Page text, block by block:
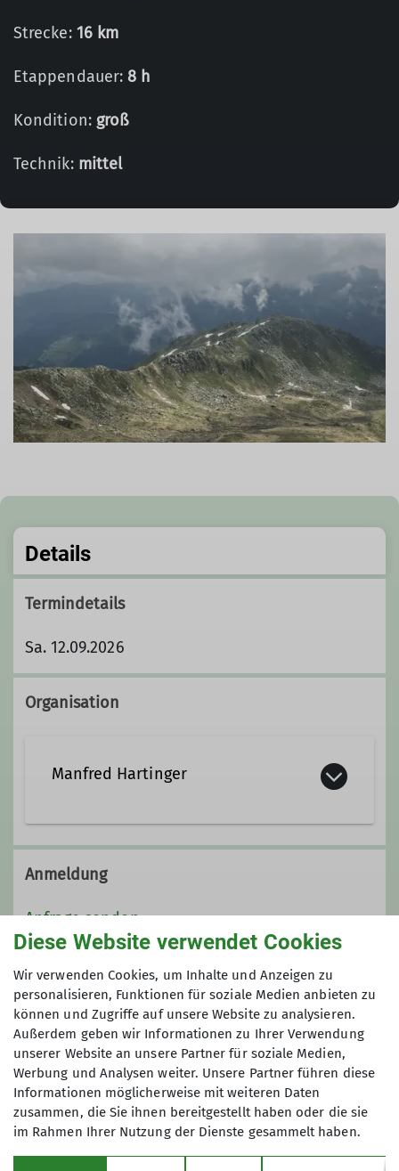
Strecke: 16 km
Etappendauer:8 h
Kondition: groß
Technik: mittel
Details
Termindetails
Sa. 12.09.2026
Organisation
Manfred Hartinger
08733 939546
Kontakt aufnehmen
Beratung Organisator
Anmeldung
Anfrage senden
Maximale Teilnehmeranzahl
7
Diese Website verwendet Cookies
Wir verwenden Cookies, um Inhalte und Anzeigen zu
personalisieren, Funktionen für soziale Medien anbieten zu
können und Zugriffe auf unsere Website zu analysieren.
Außerdem geben wir Informationen zu Ihrer Verwendung
unserer Website an unsere Partner für soziale Medien,
Werbung und Analysen weiter. Unsere Partner führen diese
Informationen möglicherweise mit weiteren Daten
zusammen, die Sie ihnen bereitgestellt haben oder die sie
im Rahmen Ihrer Nutzung der Dienste gesammelt haben.